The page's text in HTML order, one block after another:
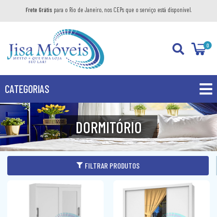
Frete Grátis para o Rio de Janeiro, nos CEPs que o serviço está disponível.
0
CATEGORIAS
PROMOÇÕES
PRODUTOS
BANHEIRO
KIT GABINETE
AÉREO
BALCÃO
DIVERSOS
DORMITÓRIO
FILTRAR PRODUTOS